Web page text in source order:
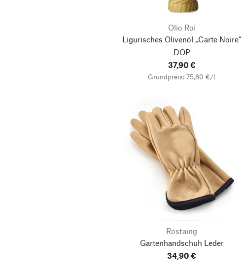
Olio Roi
Ligurisches Olivenöl „Carte Noire“
DOP
37,90 €
Grundpreis: 75,80 €/l
Rostaing
Gartenhandschuh Leder
34,90 €